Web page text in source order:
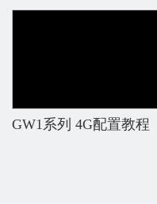
GW1系列 4G配置教程